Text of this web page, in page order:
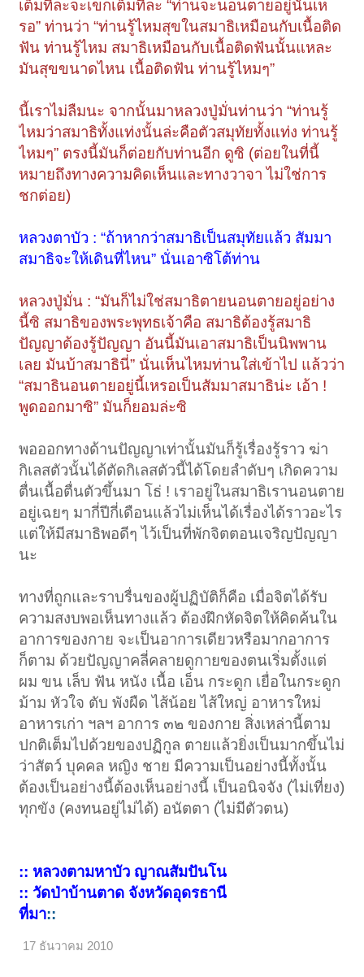
เต็มที่ละจะเขกเต็มที่ละ “ท่านจะนอนตายอยู่นั้นเห
รอ” ท่านว่า “ท่านรู้ไหมสุขในสมาธิเหมือนกับเนื้อติด
ฟัน ท่านรู้ไหม สมาธิเหมือนกับเนื้อติดฟันนั้นแหละ
มันสุขขนาดไหน เนื้อติดฟัน ท่านรู้ไหมๆ”
นี้เราไม่ลืมนะ จากนั้นมาหลวงปู่มั่นท่านว่า “ท่านรู้
ไหมว่าสมาธิทั้งแท่งนั้นล่ะคือตัวสมุทัยทั้งแท่ง ท่านรู้
ไหมๆ” ตรงนี้มันก็ต่อยกับท่านอีก ดูซิ (ต่อยในที่นี้
หมายถึงทางความคิดเห็นและทางวาจา ไม่ใช่การ
ชกต่อย)
หลวงตาบัว : “ถ้าหากว่าสมาธิเป็นสมุทัยแล้ว สัมมา
สมาธิจะให้เดินที่ไหน” นั่นเอาซิโต้ท่าน
หลวงปู่มั่น : “มันก็ไม่ใช่สมาธิตายนอนตายอยู่อย่าง
นี้ซิ สมาธิของพระพุทธเจ้าคือ สมาธิต้องรู้สมาธิ
ปัญญาต้องรู้ปัญญา อันนี้มันเอาสมาธิเป็นนิพพาน
เลย มันบ้าสมาธินี่” นั่นเห็นไหมท่านใส่เข้าไป แล้วว่า
“สมาธินอนตายอยู่นี้เหรอเป็นสัมมาสมาธิน่ะ เอ้า !
พูดออกมาซิ” มันก็ยอมล่ะซิ
พอออกทางด้านปัญญาเท่านั้นมันก็รู้เรื่องรู้ราว ฆ่า
กิเลสตัวนั้นได้ตัดกิเลสตัวนี้ได้โดยลำดับๆ เกิดความ
ตื่นเนื้อตื่นตัวขึ้นมา โธ่ ! เราอยู่ในสมาธิเรานอนตาย
อยู่เฉยๆ มากี่ปีกี่เดือนแล้วไม่เห็นได้เรื่องได้ราวอะไร
แต่ให้มีสมาธิพอดีๆ ไว้เป็นที่พักจิตตอนเจริญปัญญา
นะ
ทางที่ถูกและราบรื่นของผู้ปฏิบัติก็คือ เมื่อจิตได้รับ
ความสงบพอเห็นทางแล้ว ต้องฝึกหัดจิตให้คิดค้นใน
อาการของกาย จะเป็นอาการเดียวหรือมากอาการ
ก็ตาม ด้วยปัญญาคลี่คลายดูกายของตนเริ่มตั้งแต่
ผม ขน เล็บ ฟัน หนัง เนื้อ เอ็น กระดูก เยื่อในกระดูก
ม้าม หัวใจ ตับ พังผืด ไส้น้อย ไส้ใหญ่ อาหารใหม่
อาหารเก่า ฯลฯ อาการ ๓๒ ของกาย สิ่งเหล่านี้ตาม
ปกติเต็มไปด้วยของปฏิกูล ตายแล้วยิ่งเป็นมากขึ้นไม่
ว่าสัตว์ บุคคล หญิง ชาย มีความเป็นอย่างนี้ทั้งนั้น
ต้องเป็นอย่างนี้ต้องเห็นอย่างนี้ เป็นอนิจจัง (ไม่เที่ยง)
ทุกขัง (คงทนอยู่ไม่ได้) อนัตตา (ไม่มีตัวตน)
:: หลวงตามหาบัว ญาณสัมปันโน
:: วัดป่าบ้านตาด จังหวัดอุดรธานี
ที่มา::
17 ธันวาคม 2010